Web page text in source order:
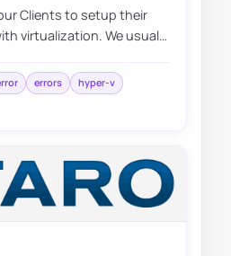
Clients to setup their
virtualization. We usually
errors
hyper-v